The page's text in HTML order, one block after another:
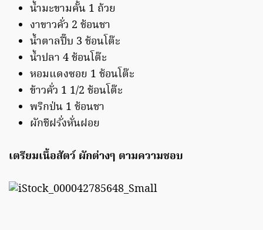
น้ำมะขามคั้น 1 ถ้วย
งาขาวคั่ว 2 ช้อนชา
น้ำตาลปี๊บ 3 ช้อนโต๊ะ
น้ำปลา 4 ช้อนโต๊ะ
หอมแดงซอย 1 ช้อนโต๊ะ
ข้าวคั่ว 1 1/2 ช้อนโต๊ะ
พริกป่น 1 ช้อนชา
ผักชีฝรั่งหั่นฝอย
เตรียมเนื้อสัตว์ ผักต่างๆ ตามความชอบ